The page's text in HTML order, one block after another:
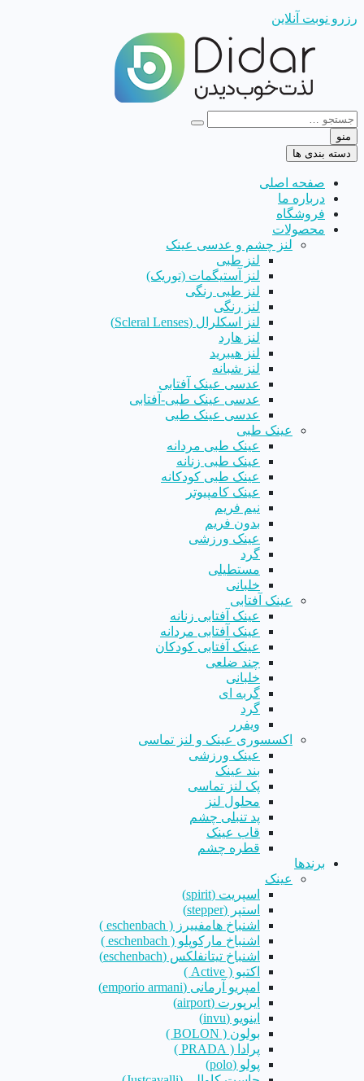
رزرو نوبت آنلاین
منو
دسته بندی ها
صفحه اصلی
درباره ما
فروشگاه
محصولات
لنز چشم و عدسی عینک
لنز طبی
لنز آستیگمات (توریک)
لنز طبی رنگی
لنز رنگی
لنز اسکلرال (Scleral Lenses)
لنز هارد
لنز هیبرید
لنز شبانه
عدسی عینک آفتابی
عدسی عینک طبی-آفتابی
عدسی عینک طبی
عینک طبی
عینک طبی مردانه
عینک طبی زنانه
عینک طبی کودکانه
عینک کامپیوتر
نیم فریم
بدون فریم
عینک ورزشی
گرد
مستطیلی
خلبانی
عینک آفتابی
عینک آفتابی زنانه
عینک آفتابی مردانه
عینک آفتابی کودکان
چند ضلعی
خلبانی
گربه ای
گرد
ویفرر
اکسسوری عینک و لنز تماسی
عینک ورزشی
بند عینک
پک لنز تماسی
محلول لنز
پد تنبلی چشم
قاب عینک
قطره چشم
برندها
عینک
اسپریت (spirit)
استپر (stepper)
اشنباخ هامفییرز ( eschenbach )
اشنباخ مارکوپلو ( eschenbach )
اشنباخ تیتانفلکس (eschenbach)
اکتیو ( Active )
امپریو آرمانی (emporio armani)
ایرپورت (airport)
اینویو (invu)
بولون ( BOLON )
پرادا ( PRADA )
پولو (polo)